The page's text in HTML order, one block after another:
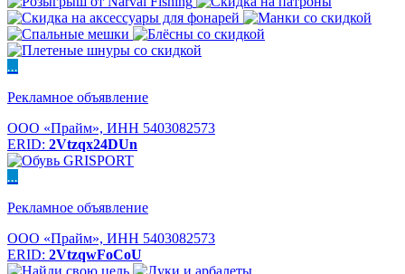
...
Рекламное объявление
ООО «Прайм», ИНН 5403082573
ERID: 2Vtzqx24DUn
...
Рекламное объявление
ООО «Прайм», ИНН 5403082573
ERID: 2VtzqwFoCoU